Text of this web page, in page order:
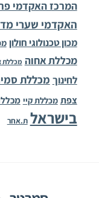
המרכז האקדמי
האקדמי שערי
מכון טכנולוגי חולון
מכללת אחוה מכללת
לחינוך מכללת
צפת מכללת קיי
בישראל ת.אחר